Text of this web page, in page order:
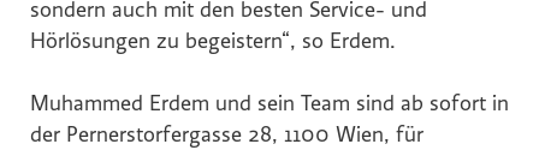
sondern auch mit den besten Service- und
Hörlösungen zu begeistern“, so Erdem.
Muhammed Erdem und sein Team sind ab sofort in
der Pernerstorfergasse 28, 1100 Wien, für